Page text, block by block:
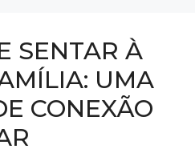
SENTAR À
UMA
CONEXÃO